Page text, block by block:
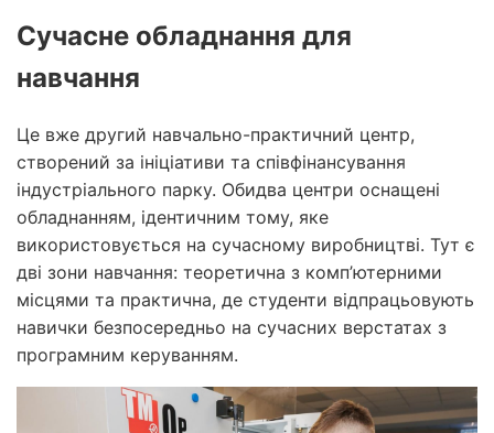
Сучасне обладнання для
навчання
Це вже другий навчально-практичний центр,
створений за ініціативи та співфінансування
індустріального парку. Обидва центри оснащені
обладнанням, ідентичним тому, яке
використовується на сучасному виробництві. Тут є
дві зони навчання: теоретична з комп’ютерними
місцями та практична, де студенти відпрацьовують
навички безпосередньо на сучасних верстатах з
програмним керуванням.